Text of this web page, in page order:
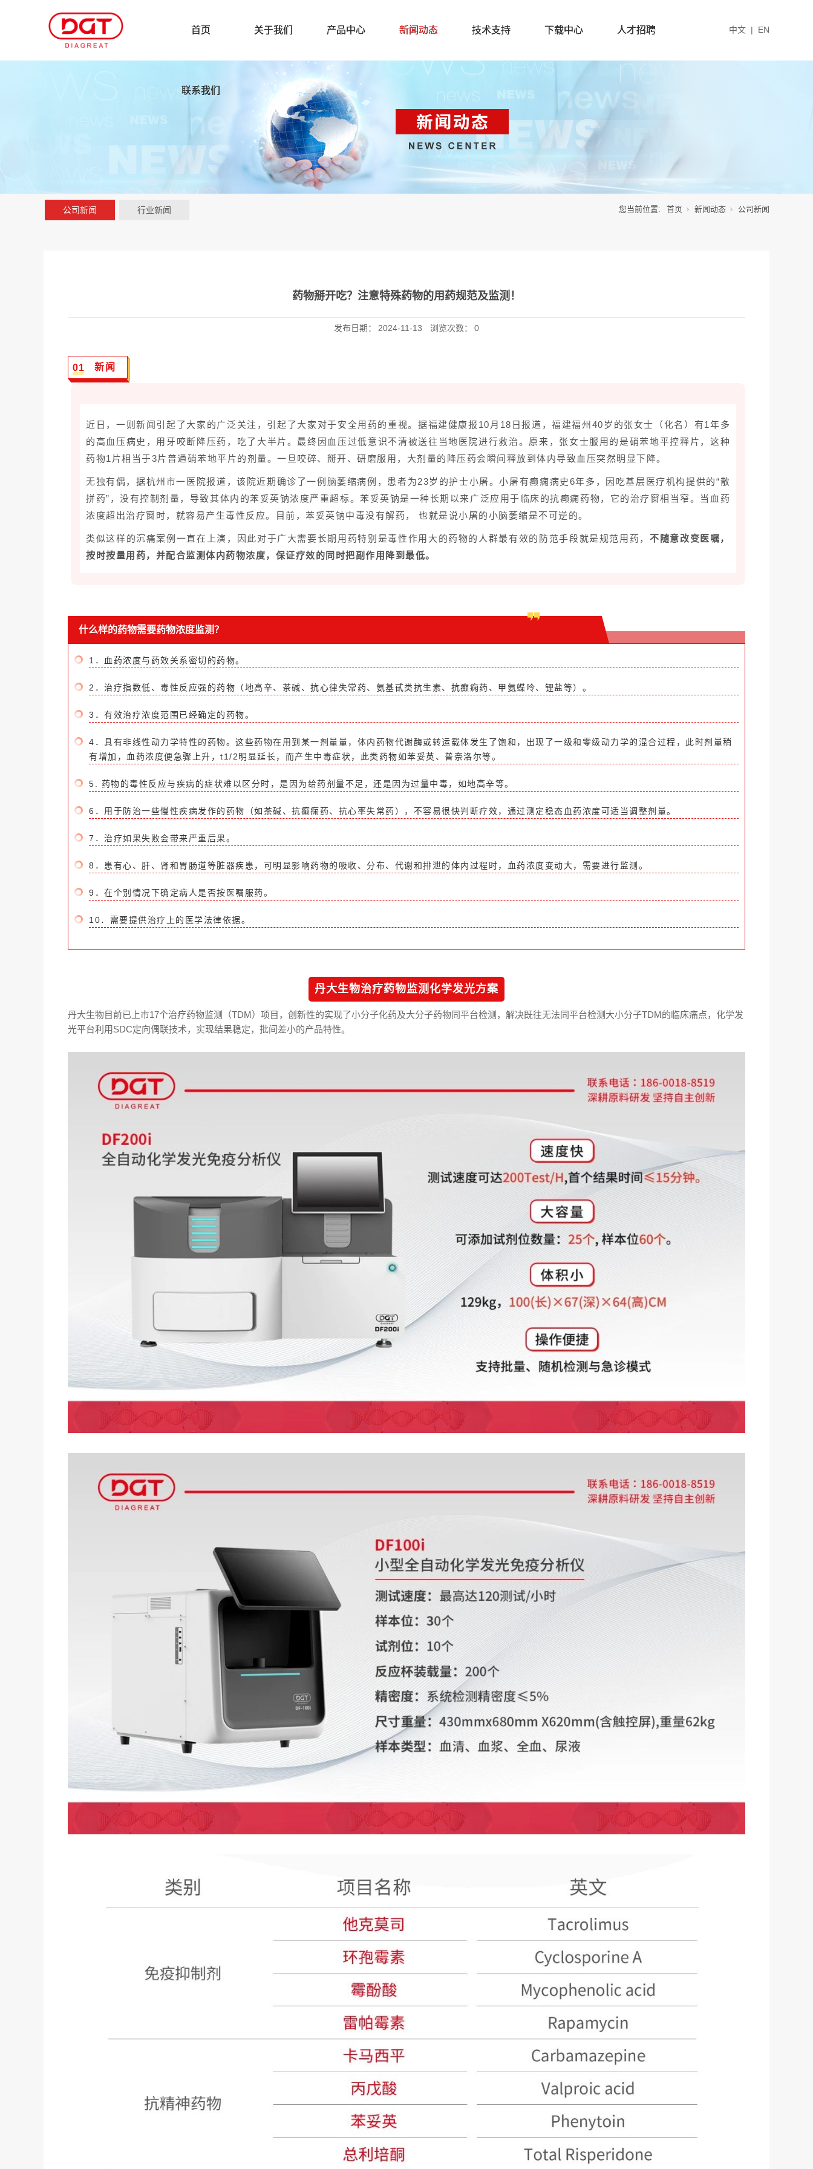
首页 关于我们 产品中心 新闻动态 技术支持 下载中心 人才招聘
联系我们
中文 | EN
公司新闻 行业新闻 您当前位置: 首页 新闻动态 公司新闻
药物掰开吃？注意特殊药物的用药规范及监测！
发布日期： 2024-11-13 浏览次数： 0
01 新闻
近日，一则新闻引起了大家的广泛关注，引起了大家对于安全用药的重视。据福建健康报10月18日报道，福建福州40岁的张女士（化名）有1年多
的高血压病史，用牙咬断降压药，吃了大半片。最终因血压过低意识不清被送往当地医院进行救治。原来，张女士服用的是硝苯地平控释片 ，这种
药物1片相当于3片普通硝苯地平片的剂量。一旦咬碎、掰开、研磨服用，大剂量的降压药会瞬间释放到体内导致血压突然明显下降。
无独有偶，据杭州市一医院报道，该院近期确诊了一例脑萎缩病例，患者为23岁的护士小屠。小屠有癫痫病史6年多，因吃基层医疗机构提供的“散
拼药”，没有控制剂量，导致其体内的苯妥英钠浓度严重超标。苯妥英钠是一种长期以来广泛应用于临床的抗癫痫药物，它的治疗窗相当窄。当血药
浓度超出治疗窗时，就容易产生毒性反应。目前， 苯妥英钠中毒没有解药， 也就是说小屠的小脑萎缩是不可逆的。
类似这样的沉痛案例一直在上演，因此对于广大需要长期用药特别是毒性作用大的药物的人群最有效的防范手段就是规范用药， 不随意改变医嘱，
按时按量用药，并配合监测体内药物浓度，保证疗效的同时把副作用降到最低。
什么样的药物需要药物浓度监测？
1．血药浓度与药效关系密切的药物。
2． 治疗指数低、毒性反应强的药物（地高辛、茶碱、抗心律失常药、氨基甙类抗生素、抗癫痫药、甲氨蝶呤、锂盐等）。
3．有效治疗浓度范围已经确定的药物。
4．具有非线性动力学特性的药物。这些药物在用到某一剂量量，体内药物代谢酶或转运载体发生了饱和，出现了一级和零级动力学的混合过程，此时剂量稍
有增加，血药浓度便急骤上升，t1/2明显延长，而产生中毒症状，此类药物如苯妥英、普奈洛尔等。
5. 药物的毒性反应与疾病的症状难以区分时，是因为给药剂量不足，还是因为过量中毒，如地高辛等。
6．用于防治一些慢性疾病发作的药物（如茶碱、抗癫痫药、抗心率失常药），不容易很快判断疗效，通过测定稳态血药浓度可适当调整剂量。
7．治疗如果失败会带来严重后果。
8．患有心、肝、肾和胃肠道等脏器疾患，可明显影响药物的吸收、分布、代谢和排泄的体内过程时，血药浓度变动大，需要进行监测。
9．在个别情况下确定病人是否按医嘱服药。
10．需要提供治疗上的医学法律依据。
丹大生物治疗药物监测化学发光方案
丹大生物目前已上市17个治疗药物监测（TDM）项目，创新性的实现了小分子化药及大分子药物同平台检测，解决既往无法同平台检测大小分子TDM的临床痛点，化学发
光平台利用SDC定向偶联技术，实现结果稳定，批间差小的产品特性。